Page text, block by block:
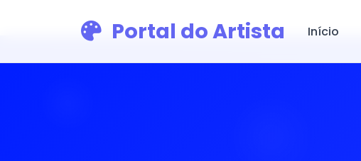
Portal do Artista Início